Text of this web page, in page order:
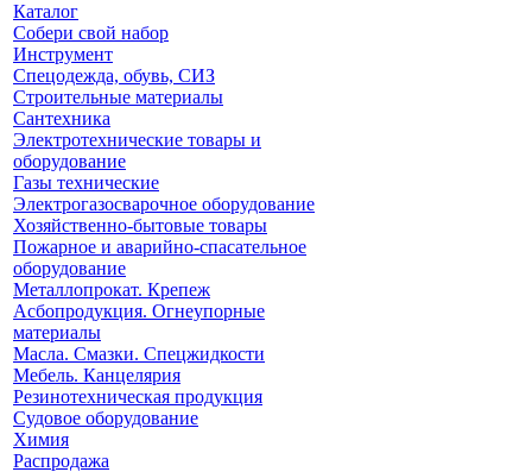
Каталог
Собери свой набор
Инструмент
Спецодежда, обувь, СИЗ
Строительные материалы
Сантехника
Электротехнические товары и
оборудование
Газы технические
Электрогазосварочное оборудование
Хозяйственно-бытовые товары
Пожарное и аварийно-спасательное
оборудование
Металлопрокат. Крепеж
Асбопродукция. Огнеупорные
материалы
Масла. Смазки. Спецжидкости
Мебель. Канцелярия
Резинотехническая продукция
Судовое оборудование
Химия
Распродажа